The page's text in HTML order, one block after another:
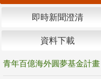
即時新聞澄清
資料下載